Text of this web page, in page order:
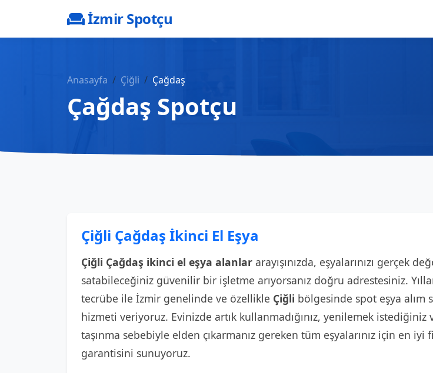
İzmir Spotçu
Anasayfa Çiğli Çağdaş
Çağdaş Spotçu
Çiğli Çağdaş İkinci El Eşya
Çiğli Çağdaş ikinci el eşya alanlar arayışınızda, eşyalarınızı gerçek
satabileceğiniz güvenilir bir işletme arıyorsanız doğru adrestesiniz.
tecrübe ile İzmir genelinde ve özellikle Çiğli bölgesinde spot eşya alım
hizmeti veriyoruz. Evinizde artık kullanmadığınız, yenilemek istediğiniz
taşınma sebebiyle elden çıkarmanız gereken tüm eşyalarınız için en iyi
garantisini sunuyoruz.